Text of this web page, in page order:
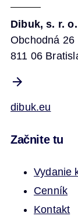
Dibuk, s. r. o.
Obchodná 26
811 06
dibuk.eu
Začnite tu
Vydanie
Cenník
Kontakt